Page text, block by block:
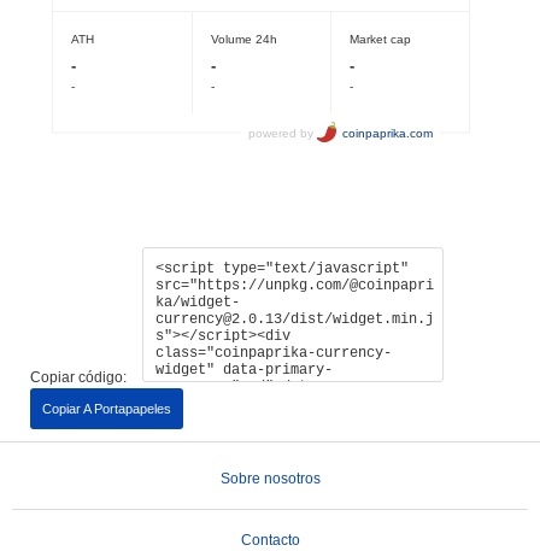
Copiar código:
Copiar A Portapapeles
Sobre nosotros
Contacto